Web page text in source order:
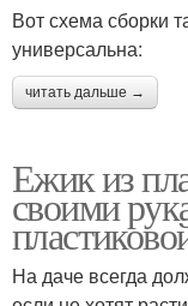
Вот схема сборки
универсальна:
читать дальше →
Ежик из
своими
На даче всегда